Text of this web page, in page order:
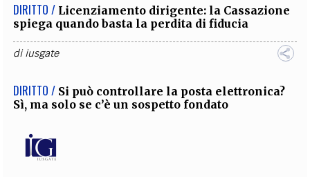
DIRITTO / Licenziamento dirigente: la Cassazione
spiega quando basta la perdita di fiducia
diiusgate
DIRITTO / Si può controllare la posta elettronica?
Sì, ma solo se c’è un sospetto fondato